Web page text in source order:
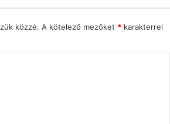
közzé. A kötelező mezőket * karakterrel